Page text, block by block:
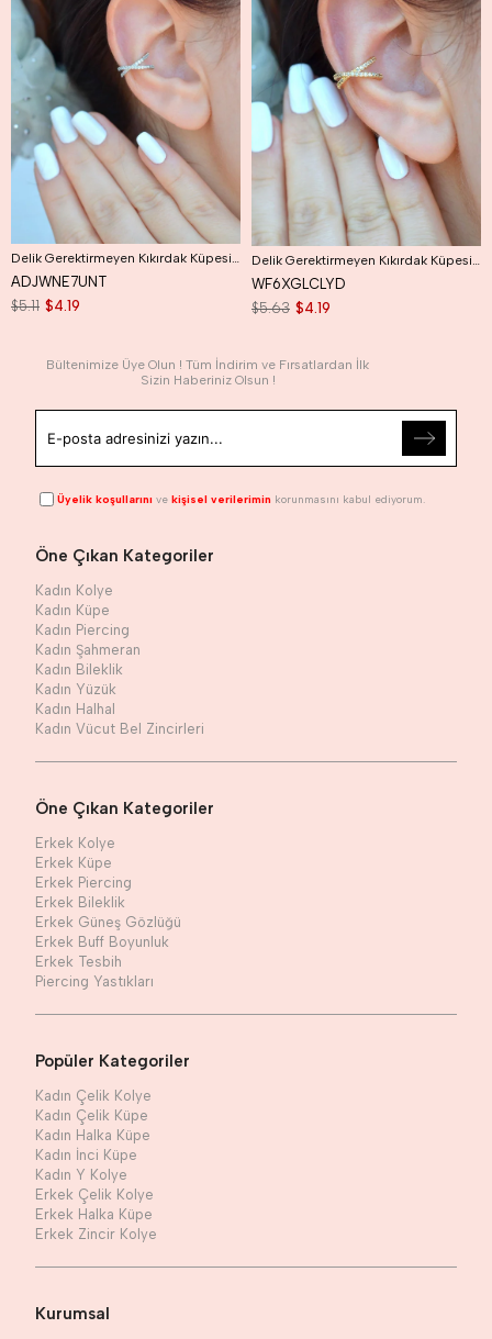
Delik Gerektirmeyen Kıkırdak Küpesi Çapraz Model Earcuff Gümüş Renk
ADJWNE7UNT
$4.19
$5.11
Delik Gerektirmeyen Kıkırdak Küpesi Çapraz Model Earcuff Gold Renk
WF6XGLCLYD
$4.19
$5.63
Bültenimize Üye Olun ! Tüm İndirim ve Fırsatlardan İlk
Sizin Haberiniz Olsun !
Üyelik koşullarını vekişisel verilerimin korunmasını kabul ediyorum.
Öne Çıkan Kategoriler
Kadın Kolye
Kadın Küpe
Kadın Piercing
Kadın Şahmeran
Kadın Bileklik
Kadın Yüzük
Kadın Halhal
Kadın Vücut Bel Zincirleri
Öne Çıkan Kategoriler
Erkek Kolye
Erkek Küpe
Erkek Piercing
Erkek Bileklik
Erkek Güneş Gözlüğü
Erkek Buff Boyunluk
Erkek Tesbih
Piercing Yastıkları
Popüler Kategoriler
Kadın Çelik Kolye
Kadın Çelik Küpe
Kadın Halka Küpe
Kadın İnci Küpe
Kadın Y Kolye
Erkek Çelik Kolye
Erkek Halka Küpe
Erkek Zincir Kolye
Kurumsal